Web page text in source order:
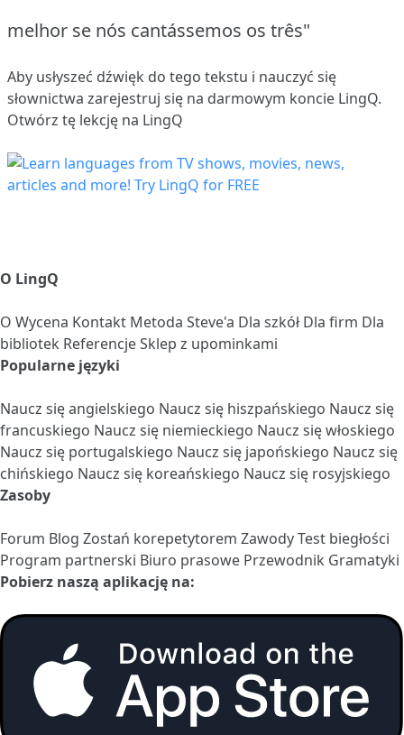
melhor se nós cantássemos os três"
Aby usłyszeć dźwięk do tego tekstu i nauczyć się
słownictwa zarejestruj się na darmowym koncie LingQ.
Otwórz tę lekcję na LingQ
O LingQ
O Wycena Kontakt Metoda Steve'a Dla szkół Dla firm Dla
bibliotek ReferencjeSklep z upominkami
Popularne języki
Naucz się angielskiego Naucz się hiszpańskiego Naucz się
francuskiego Naucz się niemieckiego Naucz się włoskiego
Naucz się portugalskiego Naucz się japońskiego Naucz się
chińskiego Naucz się koreańskiego Naucz się rosyjskiego
Zasoby
Forum Blog Zostań korepetytorem ZawodyTest biegłości
Program partnerski Biuro prasowe Przewodnik Gramatyki
Pobierz naszą aplikację na: